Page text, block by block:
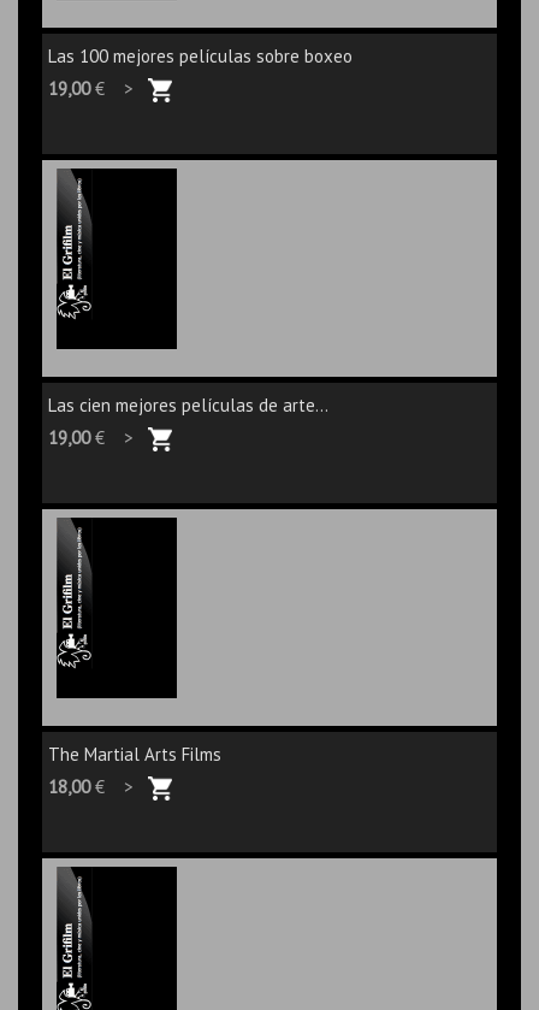
Las 100 mejores películas sobre boxeo
19,00€ >
Las cien mejores películas de arte...
19,00€ >
The Martial Arts Films
18,00€ >